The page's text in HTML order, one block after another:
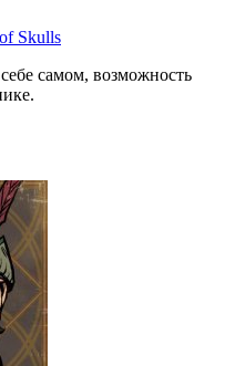
Skulls
самом, возможность